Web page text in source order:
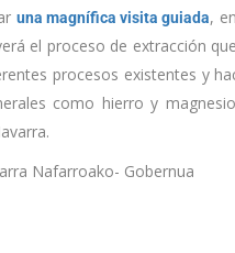
una magnífica visita guiada,
el proceso de extracción
procesos existentes y
como hierro y
Nafarroako- Gobernua